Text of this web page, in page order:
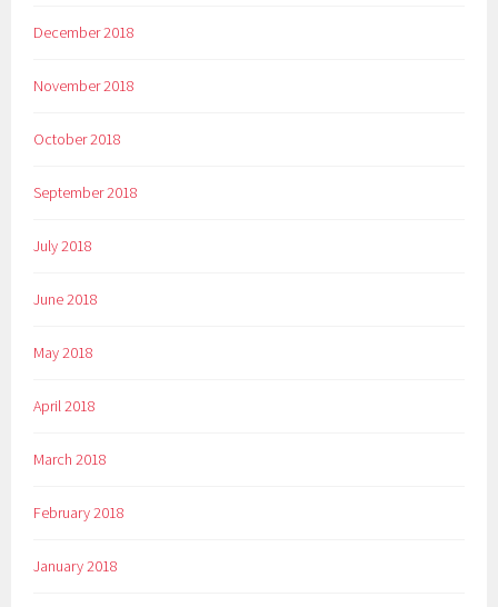
December 2018
November 2018
October 2018
September 2018
July 2018
June 2018
May 2018
April 2018
March 2018
February 2018
January 2018